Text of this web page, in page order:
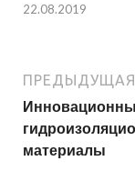
22.08.2019
ПРЕДЫДУЩАЯ
материалы